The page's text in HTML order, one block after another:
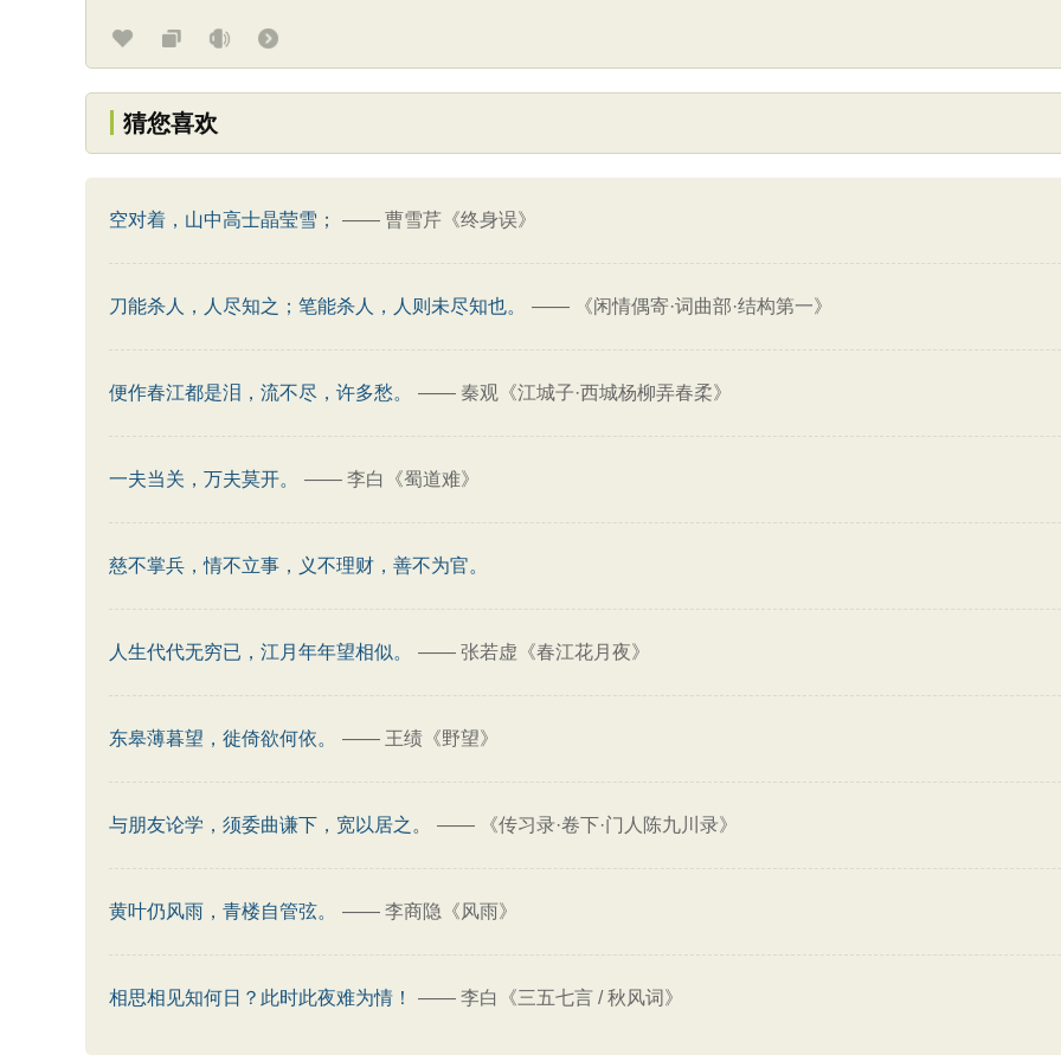
猜您喜欢
空对着，山中高士晶莹雪； —— 曹雪芹《终身误》
刀能杀人，人尽知之；笔能杀人，人则未尽知也。 —— 《闲情偶寄·词曲部·结构第一》
便作春江都是泪，流不尽，许多愁。 —— 秦观《江城子·西城杨柳弄春柔》
一夫当关，万夫莫开。 —— 李白《蜀道难》
慈不掌兵，情不立事，义不理财，善不为官。
人生代代无穷已，江月年年望相似。 —— 张若虚《春江花月夜》
东皋薄暮望，徙倚欲何依。 —— 王绩《野望》
与朋友论学，须委曲谦下，宽以居之。 —— 《传习录·卷下·门人陈九川录》
黄叶仍风雨，青楼自管弦。 —— 李商隐《风雨》
相思相见知何日？此时此夜难为情！ —— 李白《三五七言 / 秋风词》